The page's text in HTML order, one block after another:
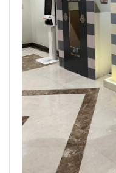
الرياضي الأبرز على
أن تجذب مشاركة نخبة
مدينة جدة خلال الفترة